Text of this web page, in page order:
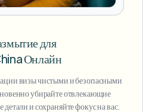
для
Онлайн
визы чистыми и безопасными
убирайте отвлекающие
и сохраняйте фокус на вас.